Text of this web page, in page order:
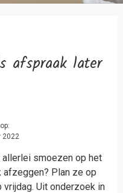
afspraak later
2022
allerlei smoezen op het
afzeggen? Plan ze op
Uit onderzoek in